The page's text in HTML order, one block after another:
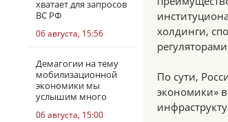
хватает для запросов
ВС РФ
06 августа, 15:56
Демагогии на тему
мобилизационной
экономики мы
услышим много
06 августа, 15:00
холдинги,
По сути,
экономики»